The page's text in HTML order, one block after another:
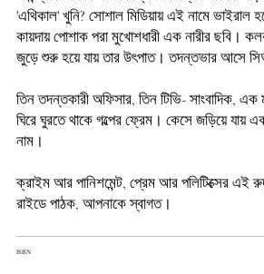
'এথিকাল'খুনি? সোশালমিডিয়ায়এইনামেভাইরাল
কায়দায়পোশাকপরামুখোশধারীএকনারীরছবি।
জুড়েশুরুহয়েযায়তারউৎপাত। তদন্তভারআসে
তিনতদন্তকারীঅফিসার, তিনটিভি-সাংবাদিক, এক
ঘিরেঘুরতেথাকেগল্পেরফ্রেম। কেসেজড়িয়েযায়
নাম।
ক্রাইমআরপানিশমেন্ট, প্রেমআরপলিটিক্সেরএই
রাইডেপাঠক, আপনাকেস্বাগত।
ISBN